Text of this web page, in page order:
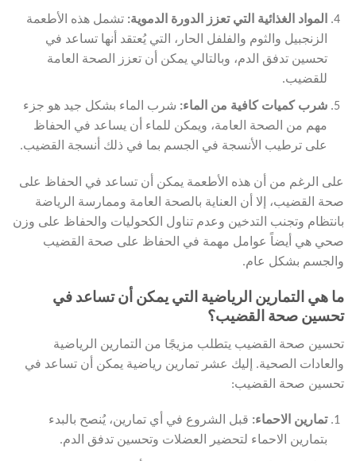
المواد الغذائية التي تعزز الدورة الدموية: تشمل هذه الأطعمة
الزنجبيل والثوم والفلفل الحار، التي يُعتقد أنها تساعد في
تحسين تدفق الدم، وبالتالي يمكن أن تعزز الصحة العامة
للقضيب.
شرب كميات كافية من الماء: شرب الماء بشكل جيد هو جزء
مهم من الصحة العامة، ويمكن للماء أن يساعد في الحفاظ
على ترطيب الأنسجة في الجسم بما في ذلك أنسجة القضيب.
على الرغم من أن هذه الأطعمة يمكن أن تساعد في الحفاظ على
صحة القضيب، إلا أن العناية بالصحة العامة وممارسة الرياضة
بانتظام وتجنب التدخين وعدم تناول الكحوليات والحفاظ على وزن
صحي هي أيضاً عوامل مهمة في الحفاظ على صحة القضيب
والجسم بشكل عام.
ما هي التمارين الرياضية التي يمكن أن تساعد في
تحسين صحة القضيب؟
تحسين صحة القضيب يتطلب مزيجًا من التمارين الرياضية
والعادات الصحية. إليك عشر تمارين رياضية يمكن أن تساعد في
تحسين صحة القضيب:
تمارين الاحماء: قبل الشروع في أي تمارين، يُنصح بالبدء
بتمارين الاحماء لتحضير العضلات وتحسين تدفق الدم.